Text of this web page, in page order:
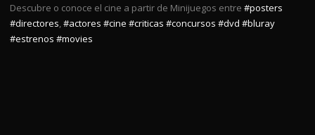
Descubre o conoce el cine a partir de Minijuegos entre #posters
#directores,#actores #cine #criticas #concursos #dvd #bluray
#estrenos #movies